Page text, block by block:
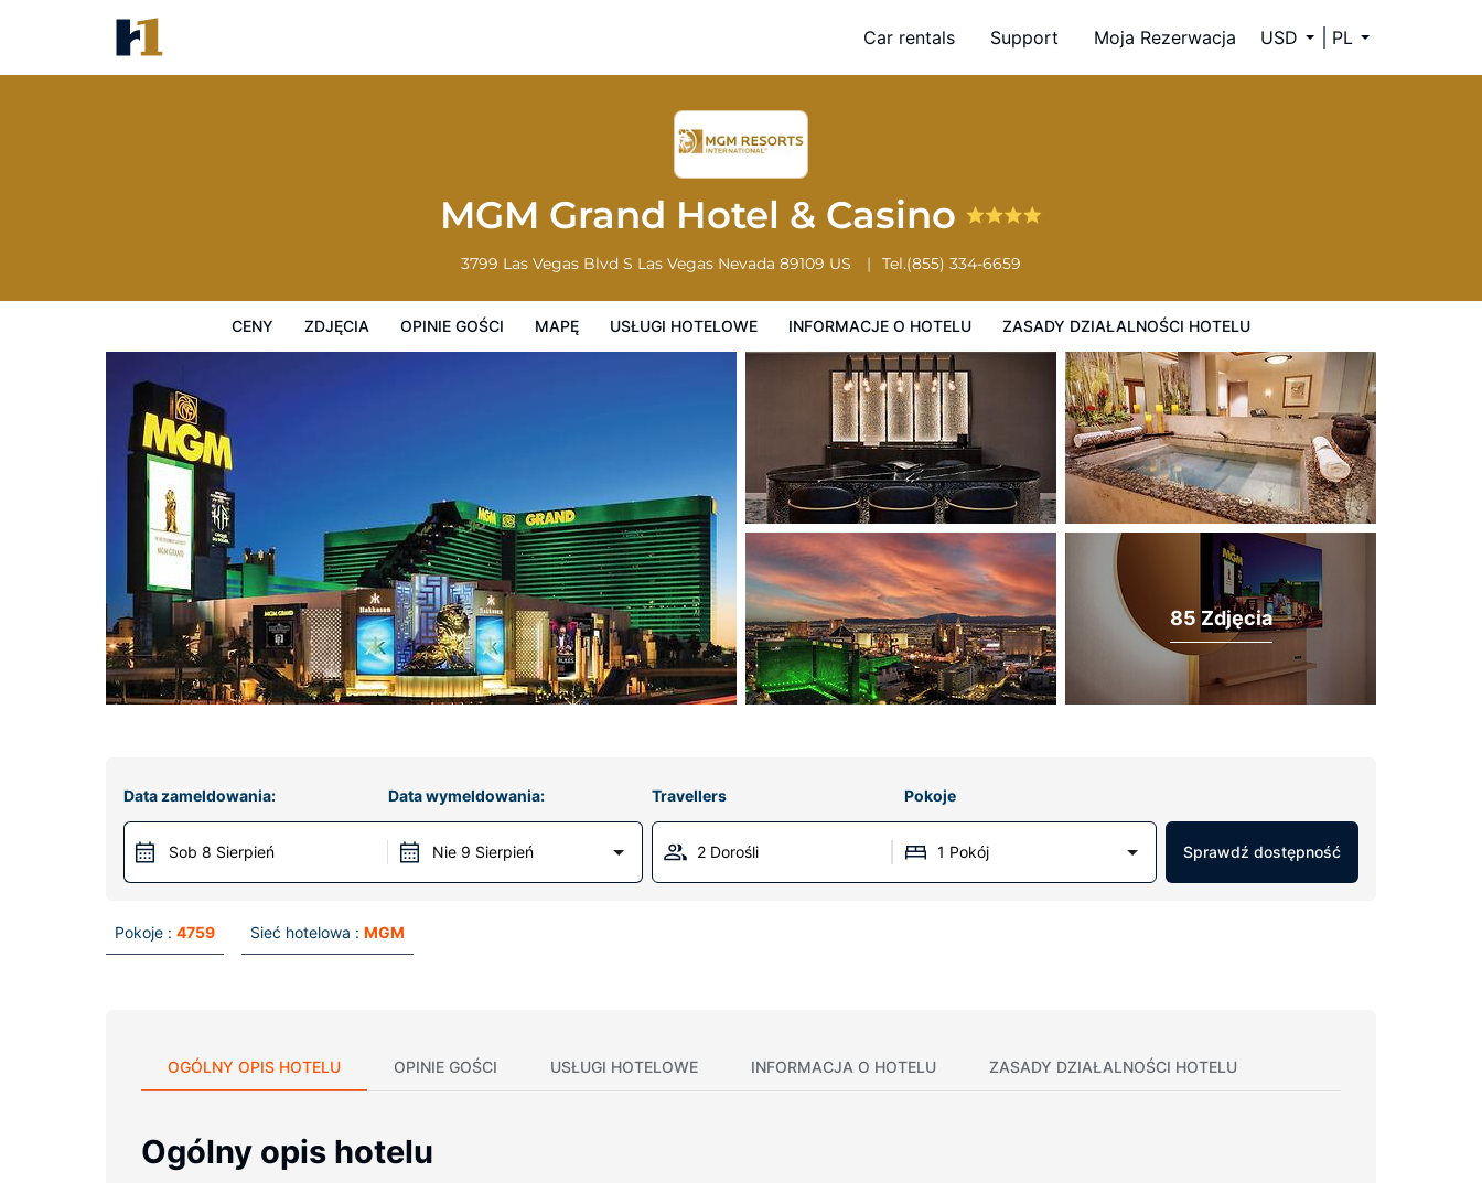
Car rentals Support Moja Rezerwacja USD PL
MGM Grand Hotel & Casino
3799 Las Vegas Blvd S Las Vegas Nevada 89109 US Tel.(855) 334-6659
CENY ZDJĘCIA OPINIE GOŚCI MAPĘ USŁUGI HOTELOWE INFORMACJE O HOTELU ZASADY DZIAŁALNOŚCI HOTELU
Zasady działalności hotelu
85 Zdjęcia
Data zameldowania:
Sob 8 Sierpień
Data wymeldowania:
Nie 9 Sierpień
Travellers Pokoje
2 Dorośli 1 Pokój Sprawdź dostępność
Pokoje : 4759 Sieć hotelowa : MGM
OGÓLNY OPIS HOTELU OPINIE GOŚCI USŁUGI HOTELOWE INFORMACJA O HOTELU ZASADY DZIAŁALNOŚCI HOTELU
Ogólny opis hotelu